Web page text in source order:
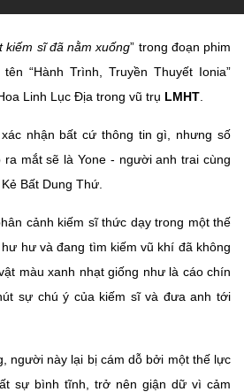
kiếm sĩ đã nằm xuống” trong đoạn phim
“Hành Trình, Truyền Thuyết Ionia”
Linh Lục Địa trong vũ trụ LMHT
nhận bất cứ thông tin gì, nhưng số
mắt sẽ là Yone - người anh trai cùng
Bất Dung Thứ.
cảnh kiếm sĩ thức dạy trong một thế
hư và đang tìm kiếm vũ khí đã không
màu xanh nhạt giống như là cáo chín
sự chú ý của kiếm sĩ và đưa anh tới
người này lại bị cám dỗ bởi một thế lực
sự bình tĩnh, trở nên giận dữ vì cảm